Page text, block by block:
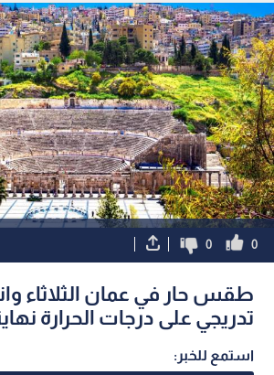
0
0
طقس حار في عمان الثلاثاء
تدريجي على درجات الحرارة
استمع للخبر: